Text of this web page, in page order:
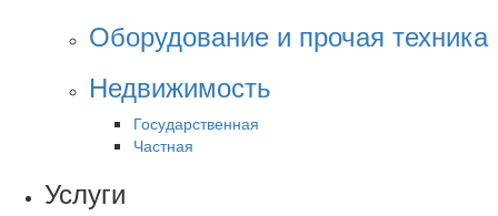
Оборудование и прочая техника
Недвижимость
Государственная
Частная
Услуги